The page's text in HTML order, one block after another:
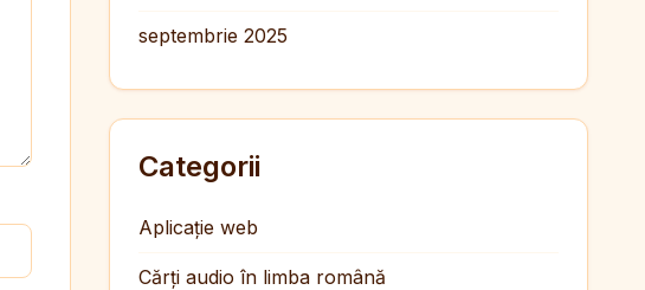
septembrie 2025
Categorii
Aplicație web
Cărți audio în limba română